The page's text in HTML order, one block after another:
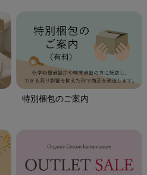
特別梱包のご案内